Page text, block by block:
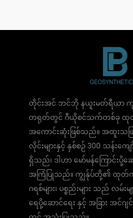
တိုင်းအင် ဘင်ဘို နယူးမတ်ရီယာ
တရုတ်တွင် ဂီယိုစင်သက်တစ်ခု ထု
အကောင်းဆုံးဖြစ်သည်။ အထူးသဖ
လိုင်းများနှင့် နှစ်စဉ် 300 သန်းကျ
ရှိသည်၊ ဒါဟာ မော်မန်ကြောင်း
အကြံပြုသည်။ ကျွန်ုပ်တို့၏ ထုတ်ကုန်မျ
ဂရစ်များ၊ ပစ္စည်းများ သည် လမ်းမျ
ရေပို့ဆောင်ရေး နှင့် အခြား အင်ဂျ